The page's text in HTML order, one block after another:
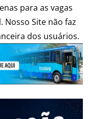
para as vagas
Site não faz
dos usuários.